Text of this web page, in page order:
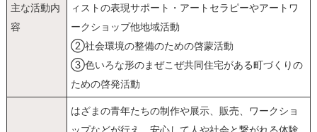
主な活動内
容
ィストの表現サポート・アートセラピーやアートワ
ークショップ他地域活動
②社会環境の整備のための啓蒙活動
③色いろな形のまぜこぜ共同住宅がある町づくりの
ための啓発活動
はざまの青年たちの制作や展示、販売、ワークショ
ップなどが行え、安心して人や社会と繋がれる体験